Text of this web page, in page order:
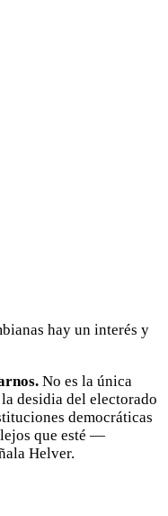
hay un interés y
No es la única
desidia del electorado
democráticas
que esté —
Helver.